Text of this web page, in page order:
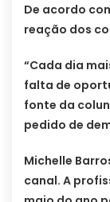
De acordo
reação dos
“Cada dia
falta de
fonte da
pedido de
Michelle
canal. A